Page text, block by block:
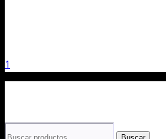
1
Buscar